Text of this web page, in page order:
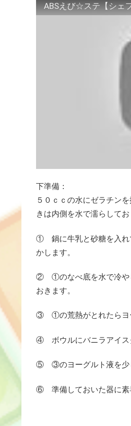
ABSえび☆ステ【シェ
下準備：
５０ｃｃの水にゼラチン
きは内側を水で濡らして
① 鍋に牛乳と砂糖を入れ
かします。
② ①のなべ底を水で冷やし
おきます。
③ ①の荒熱がとれたらヨ
④ ボウルにバニラアイス
⑤ ③のヨーグルト液を少
⑥ 準備しておいた器に素